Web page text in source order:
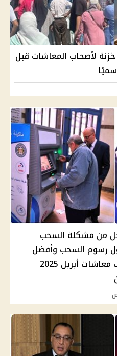
لأصحاب المعاشات قبل
من مشكلة السحب
رسوم السحب وأفضل
طرق الاستلام - أماكن صرف معاشات أبريل 2025